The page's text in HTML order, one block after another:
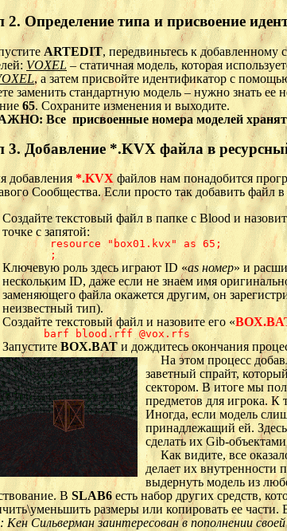
2. Определение типа и присвоение
ARTEDIT, передвиньтесь к добавленному
VOXEL– статичная модель, которая
, а затем присвойте идентификатор с
заменить стандартную модель – нужно знать
65. Сохраните изменения и выходите.
Все присвоенные номера моделей
3. Добавление *.KVX файла в
добавления *.KVX файлов нам понадобится
Сообщества. Если просто так добавить файл
Создайте текстовый файл в папке с Blood и
точке с запятой:
resource "box01.kvx" as 65;
;
Ключевую роль здесь играют ID «as номер» и
нескольким ID, даже если не знаем имя
заменяющего файла окажется другим, он
неизвестный тип).
Создайте текстовый файл и назовите его «
barf blood.rff @vox.rfs
ЗапуститеBOX.BAT и дождитесь окончания
На этом процесс
заветный спрайт,
сектором. В итоге мы
предметов для игрока. К
Иногда, если модель
принадлежащий ей.
сделать их Gib-
Как видите, все
делает их внутренности
выдернуть модель из
В SLAB6есть набор других средств,
размеры или копировать ее
Кен Сильверман заинтересован в пополнении